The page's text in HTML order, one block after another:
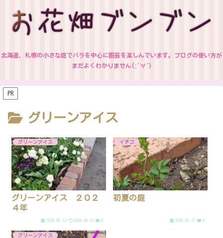
北海道、札幌の小さな庭でバラを中心に園芸を楽しんでいます。ブログの使い方が
まだよくわかりません(;'∀')
PR
グリーンアイス
グリーンアイス
グリーンアイス ２０２
４年
2024.05.13 2024.08.23
イチゴ
初夏の庭
2024.04.17
グリーンアイス